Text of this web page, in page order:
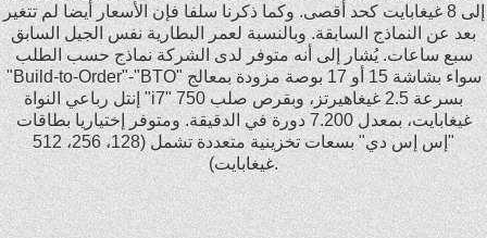
إلى 8 غيغابايت كحد أقصى. وكما ذكرنا سلفا فإن الأسعار أيضا لم تتغير
بعد عن النماذج السابقة. وبالنسبة لعمر البطارية نفس الجيل السابق
سبع ساعات. يُشار إلى أنه متوفر لدى الشركة نماذج حسب الطلب
"Build-to-Order"-"BTO" سواء بشاشة 15 أو 17 بوصة مزودة بمعالج
إنتل رباعي النواة "i7" بسرعة 2.5 غيغاهيرتز، وبقرص صلب 750
غيغابايت، بمعدل 7.200 دورة في الدقيقة. ومتوفر إختياريا بطاقات
"إس إس دي" بسعات تخزينية متعددة تشمل (128، 256، 512
غيغابايت).